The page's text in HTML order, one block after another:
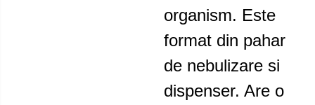
organism. Este
format din pahar
de nebulizare si
dispenser. Are o